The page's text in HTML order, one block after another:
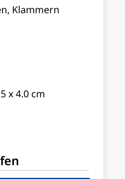
Klammern
x 4.0 cm